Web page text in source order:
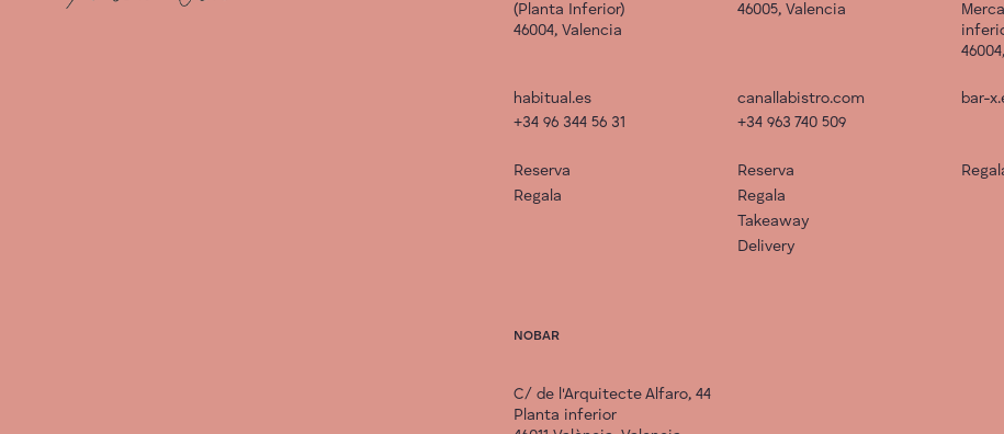
(Planta Inferior)
46004, Valencia
habitual.es
+34 96 344 56 31
Reserva
Regala
46005, Valencia
canallabistro.com
+34 963 740 509
Reserva
Regala
Takeaway
Delivery
bar-
NOBAR
C/ de l'Arquitecte Alfaro, 44
Planta inferior